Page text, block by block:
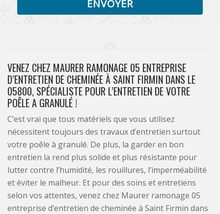
VENEZ CHEZ MAURER RAMONAGE 05 ENTREPRISE
D’ENTRETIEN DE CHEMINÉE À SAINT FIRMIN DANS LE
05800, SPÉCIALISTE POUR L’ENTRETIEN DE VOTRE
POÊLE A GRANULÉ !
C’est vrai que tous matériels que vous utilisez
nécessitent toujours des travaux d’entretien surtout
votre poêle à granulé. De plus, la garder en bon
entretien la rend plus solide et plus résistante pour
lutter contre l’humidité, les rouillures, l’imperméabilité
et éviter le malheur. Et pour des soins et entretiens
selon vos attentes, venez chez Maurer ramonage 05
entreprise d’entretien de cheminée à Saint Firmin dans